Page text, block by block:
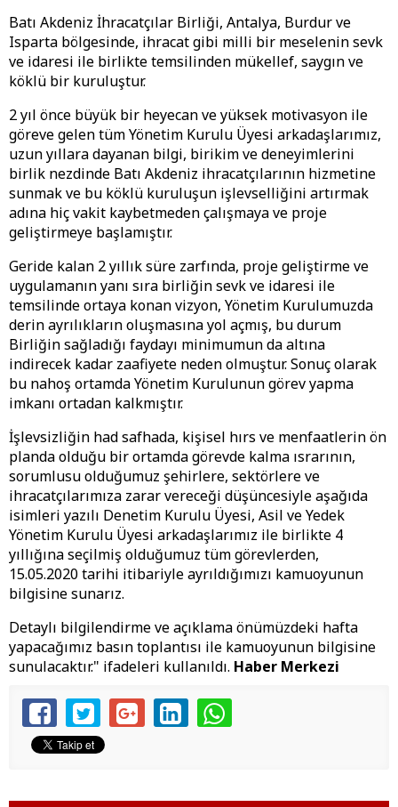
Batı Akdeniz İhracatçılar Birliği, Antalya, Burdur ve
Isparta bölgesinde, ihracat gibi milli bir meselenin sevk
ve idaresi ile birlikte temsilinden mükellef, saygın ve
köklü bir kuruluştur.
2 yıl önce büyük bir heyecan ve yüksek motivasyon ile
göreve gelen tüm Yönetim Kurulu Üyesi arkadaşlarımız,
uzun yıllara dayanan bilgi, birikim ve deneyimlerini
birlik nezdinde Batı Akdeniz ihracatçılarının hizmetine
sunmak ve bu köklü kuruluşun işlevselliğini artırmak
adına hiç vakit kaybetmeden çalışmaya ve proje
geliştirmeye başlamıştır.
Geride kalan 2 yıllık süre zarfında, proje geliştirme ve
uygulamanın yanı sıra birliğin sevk ve idaresi ile
temsilinde ortaya konan vizyon, Yönetim Kurulumuzda
derin ayrılıkların oluşmasına yol açmış, bu durum
Birliğin sağladığı faydayı minimumun da altına
indirecek kadar zaafiyete neden olmuştur. Sonuç olarak
bu nahoş ortamda Yönetim Kurulunun görev yapma
imkanı ortadan kalkmıştır.
İşlevsizliğin had safhada, kişisel hırs ve menfaatlerin ön
planda olduğu bir ortamda görevde kalma ısrarının,
sorumlusu olduğumuz şehirlere, sektörlere ve
ihracatçılarımıza zarar vereceği düşüncesiyle aşağıda
isimleri yazılı Denetim Kurulu Üyesi, Asil ve Yedek
Yönetim Kurulu Üyesi arkadaşlarımız ile birlikte 4
yıllığına seçilmiş olduğumuz tüm görevlerden,
15.05.2020 tarihi itibariyle ayrıldığımızı kamuoyunun
bilgisine sunarız.
Detaylı bilgilendirme ve açıklama önümüzdeki hafta
yapacağımız basın toplantısı ile kamuoyunun bilgisine
sunulacaktır." ifadeleri kullanıldı. Haber Merkezi